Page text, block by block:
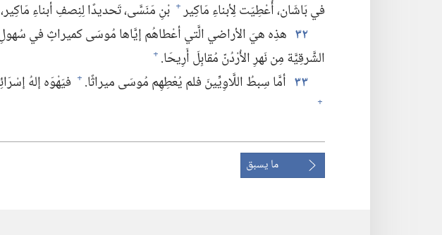
في بَاشَان،‏ أُعْطِيَت لِأبناءِ مَاكِير+ بْنِ مَنَسَّى،‏ تَحديدًا لِنِصفِ أبناءِ
٣٢ هذِه هيَ الأراضي الَّتي أعْطاهُم إيَّاها مُوسَى كميراثٍ في
الشَّرقِيَّة مِن نَهرِ الأُرْدُنّ مُقابِلَ أَرِيحَا.‏ +
٣٣ أمَّا سِبطُ اللَّاوِيِّينَ فلم يُعْطِهِم مُوسَى ميراثًا.‏ + فيَهْوَه إلهُ
+
ما يسبق